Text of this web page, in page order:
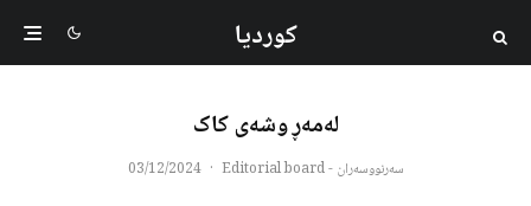
کوردیا
لەمەڕ وشەی کاک
سەرنووسەران - Editorial board ·
03/12/2024